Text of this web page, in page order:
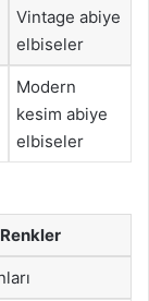
Vintage abiye
elbiseler
Modern
kesim abiye
elbiseler